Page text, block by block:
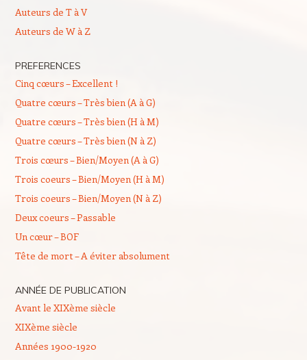
Auteurs de T à V
Auteurs de W à Z
PREFERENCES
Cinq cœurs – Excellent !
Quatre cœurs – Très bien (A à G)
Quatre cœurs – Très bien (H à M)
Quatre cœurs – Très bien (N à Z)
Trois cœurs – Bien/Moyen (A à G)
Trois coeurs – Bien/Moyen (H à M)
Trois coeurs – Bien/Moyen (N à Z)
Deux coeurs – Passable
Un cœur – BOF
Tête de mort – A éviter absolument
ANNÉE DE PUBLICATION
Avant le XIXème siècle
XIXème siècle
Années 1900-1920